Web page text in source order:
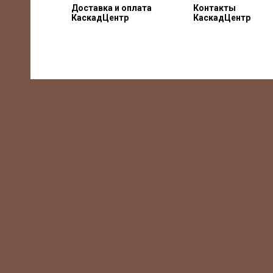
Доставка и оплата
КаскадЦентр
Контакты
КаскадЦентр